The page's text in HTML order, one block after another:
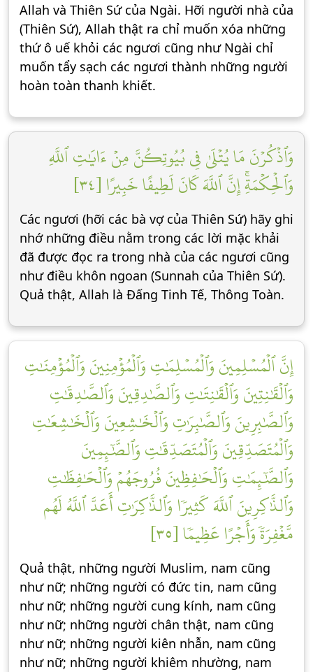
Allah và Thiên Sứ của Ngài. Hỡi người nhà của
(Thiên Sứ), Allah thật ra chỉ muốn xóa những
thứ ô uế khỏi các ngươi cũng như Ngài chỉ
muốn tẩy sạch các ngươi thành những người
hoàn toàn thanh khiết.
وَٱذۡكُرۡنَ مَا يُتۡلَىٰ فِي بُيُوتِكُنَّ مِنۡ ءَايَٰتِ ٱللَّهِ
وَٱلۡحِكۡمَةِۚ إِنَّ ٱللَّهَ كَانَ لَطِيفًا خَبِيرًا [٣٤]
Các ngươi (hỡi các bà vợ của Thiên Sứ) hãy ghi
nhớ những điều nằm trong các lời mặc khải
đã được đọc ra trong nhà của các ngươi cũng
như điều khôn ngoan (Sunnah của Thiên Sứ).
Quả thật, Allah là Đấng Tinh Tế, Thông Toàn.
إِنَّ ٱلۡمُسۡلِمِينَ وَٱلۡمُسۡلِمَٰتِ وَٱلۡمُؤۡمِنِينَ وَٱلۡمُؤۡمِنَٰتِ
وَٱلۡقَٰنِتِينَ وَٱلۡقَٰنِتَٰتِ وَٱلصَّٰدِقِينَ وَٱلصَّٰدِقَٰتِ
وَٱلصَّٰبِرِينَ وَٱلصَّٰبِرَٰتِ وَٱلۡخَٰشِعِينَ وَٱلۡخَٰشِعَٰتِ
وَٱلۡمُتَصَدِّقِينَ وَٱلۡمُتَصَدِّقَٰتِ وَٱلصَّٰٓئِمِينَ
وَٱلصَّٰٓئِمَٰتِ وَٱلۡحَٰفِظِينَ فُرُوجَهُمۡ وَٱلۡحَٰفِظَٰتِ
وَٱلذَّٰكِرِينَ ٱللَّهَ كَثِيرٗا وَٱلذَّٰكِرَٰتِ أَعَدَّ ٱللَّهُ لَهُم
مَّغۡفِرَةٗ وَأَجۡرًا عَظِيمٗا [٣٥]
Quả thật, những người Muslim, nam cũng
như nữ; những người có đức tin, nam cũng
như nữ; những người cung kính, nam cũng
như nữ; những người chân thật, nam cũng
như nữ; những người kiên nhẫn, nam cũng
như nữ; những người khiêm nhường, nam